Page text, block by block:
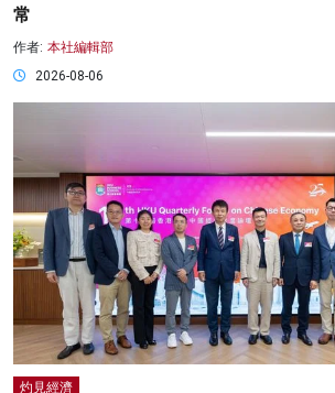
常
作者: 本社編輯部
2026-08-06
灼見經濟